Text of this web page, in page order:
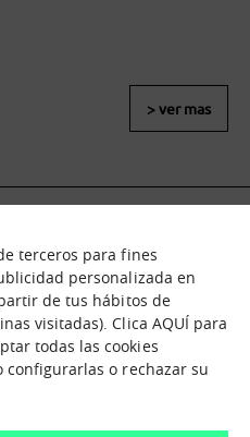
terceros para fines
personalizada en
de tus hábitos de
visitadas). Clica AQUÍ para
todas las cookies
configurarlas o rechazar su
> ver mas
Nodos
Catálogo de activos
Experiencias
ayudar?